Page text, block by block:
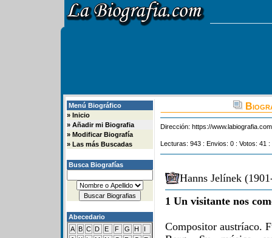
Menú Biográfico
» Inicio
» Añadir mi Biografia
» Modificar Biografía
» Las más Buscadas
Busca Biografías
Abecedario
A B C D E F G H
I
Dirección: https://
Lecturas: 943 : Envios: 0 : Votos: 41
Hanns Jelínek
1 Un visitante nos
Compositor austríaco.